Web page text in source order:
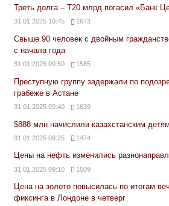
Треть долга – Т20 млрд погасил «Банк
31.01.2025 10:45 1673
Свыше 90 человек с двойным
с начала года
31.01.2025 09:50 1585
Преступную группу задержали по
грабеже в Астане
31.01.2025 09:40 1639
$888 млн начислили казахстанским
31.01.2025 09:25 1474
Цены на нефть изменились
31.01.2025 09:10 1509
Цена на золото повысилась по итогам
фиксинга в Лондоне в четверг